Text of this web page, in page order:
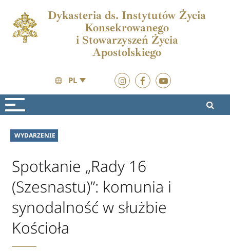
Dykasteria ds. Instytutów Życia
Konsekrowanego
i Stowarzyszeń Życia
Apostolskiego
PL
Aktualności
WYDARZENIE
Spotkanie „Rady 16
(Szesnastu)”: komunia i
synodalność w służbie
Kościoła